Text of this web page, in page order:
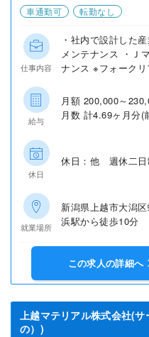
車通勤可
転勤なし
仕事内容
・社内で設計した
メンテナンス ・Ｊ
ナンス ※フォーク
給与
月額 200,000～
月数 計4.69ヶ月分(
休日
休日：他 週休二日
就業場所
新潟県上越市大潟
浜駅から徒歩10分
この求人の詳細へ
上越マテリアル株式会社(
の）)